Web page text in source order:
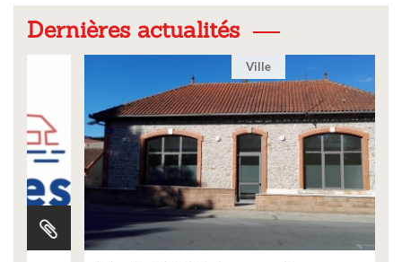
Dernières actualités